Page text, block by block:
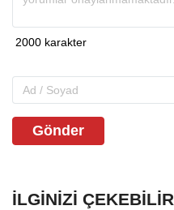
Gönder
İLGINIZI ÇEKEBILIR